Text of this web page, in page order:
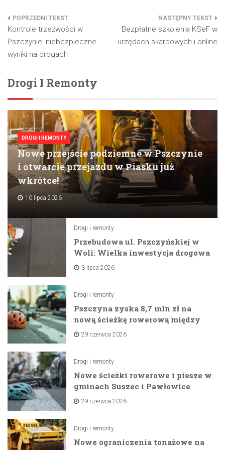
Nawigacja
wpisu
Kontrole trzeźwości w
Pszczynie: niebezpieczne
wyniki na drogach
Bezpłatne szkolenia KSeF w
urzędach skarbowych i online
Drogi I Remonty
DROGI I REMONTY
Nowe przejście podziemne w Pszczynie
i otwarcie przejazdu w Piasku już
wkrótce!
10 lipca 2026
Drogi i remonty
Przebudowa ul. Pszczyńskiej w
Woli: Wielka inwestycja drogowa
na horyzoncie
3 lipca 2026
Drogi i remonty
Pszczyna zyska 8,7 mln zł na
nową ścieżkę rowerową między
zaporami
29 czerwca 2026
Drogi i remonty
Nowe ścieżki rowerowe i piesze w
gminach Suszec i Pawłowice
dzięki unijnemu wsparciu
29 czerwca 2026
Drogi i remonty
Nowe ograniczenia tonażowe na